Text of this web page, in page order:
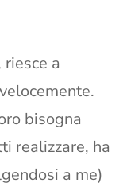
a
bisogna
realizzare, ha
a me)